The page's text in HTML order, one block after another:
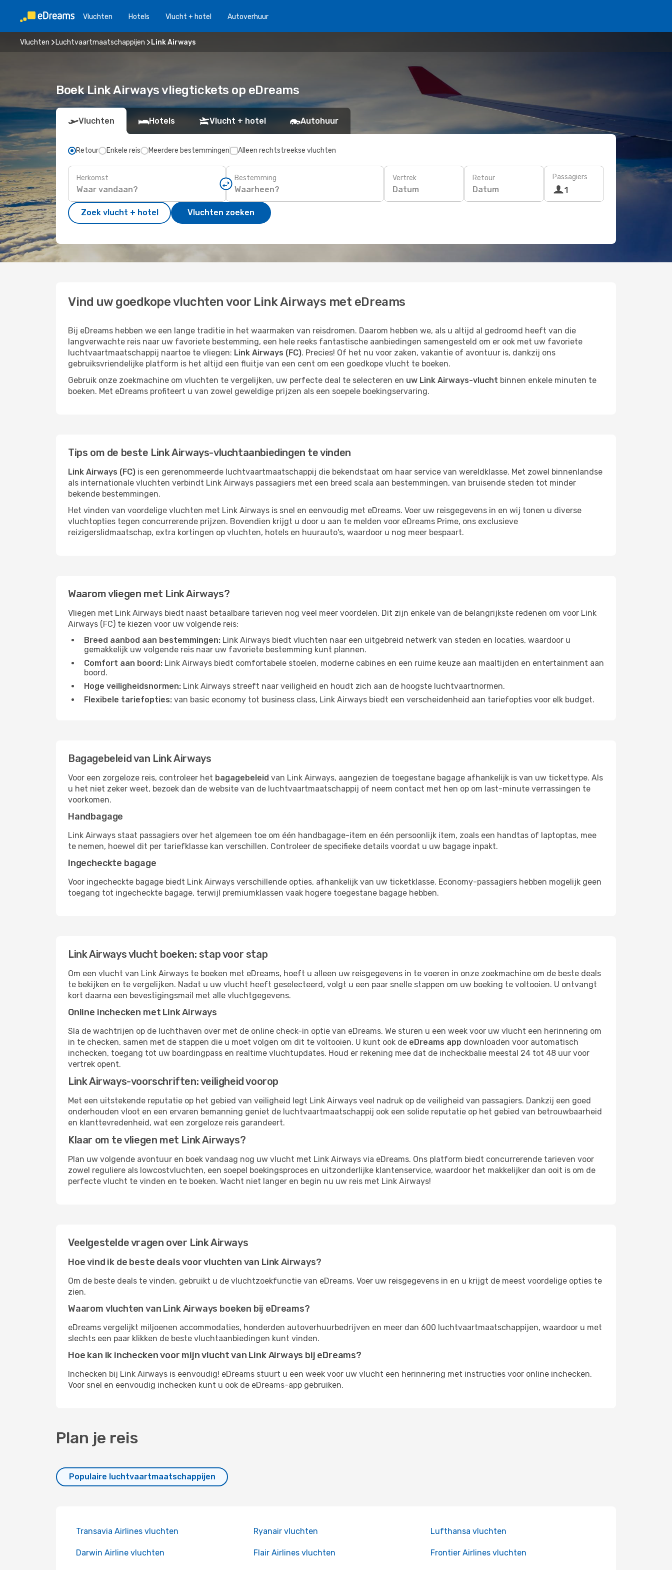
Vluchten Hotels Vlucht + hotel Autoverhuur
Vluchten Luchtvaartmaatschappijen Link Airways
Boek Link Airways vliegtickets op eDreams
Vluchten Hotels Vlucht + hotel Autohuur
Retour Enkele reis Meerdere bestemmingen Alleen rechtstreekse vluchten
Herkomst Bestemming Vertrek
Datum
Retour
Datum
Passagiers
1
Zoek vlucht + hotel Vluchten zoeken
Vind uw goedkope vluchten voor Link Airways met eDreams
Bij eDreams hebben we een lange traditie in het waarmaken van reisdromen. Daarom hebben we, als u altijd al gedroomd heeft van die
langverwachte reis naar uw favoriete bestemming, een hele reeks fantastische aanbiedingen samengesteld om er ook met uw favoriete
luchtvaartmaatschappij naartoe te vliegen: Link Airways (FC). Precies! Of het nu voor zaken, vakantie of avontuur is, dankzij ons
gebruiksvriendelijke platform is het altijd een fluitje van een cent om een goedkope vlucht te boeken.
Gebruik onze zoekmachine om vluchten te vergelijken, uw perfecte deal te selecteren en uw Link Airways-vlucht binnen enkele minuten te
boeken. Met eDreams profiteert u van zowel geweldige prijzen als een soepele boekingservaring.
Tips om de beste Link Airways-vluchtaanbiedingen te vinden
Link Airways (FC) is een gerenommeerde luchtvaartmaatschappij die bekendstaat om haar service van wereldklasse. Met zowel binnenlandse
als internationale vluchten verbindt Link Airways passagiers met een breed scala aan bestemmingen, van bruisende steden tot minder
bekende bestemmingen.
Het vinden van voordelige vluchten met Link Airways is snel en eenvoudig met eDreams. Voer uw reisgegevens in en wij tonen u diverse
vluchtopties tegen concurrerende prijzen. Bovendien krijgt u door u aan te melden voor eDreams Prime, ons exclusieve
reizigerslidmaatschap, extra kortingen op vluchten, hotels en huurauto's, waardoor u nog meer bespaart.
Waarom vliegen met Link Airways?
Vliegen met Link Airways biedt naast betaalbare tarieven nog veel meer voordelen. Dit zijn enkele van de belangrijkste redenen om voor Link
Airways (FC) te kiezen voor uw volgende reis:
Breed aanbod aan bestemmingen: Link Airways biedt vluchten naar een uitgebreid netwerk van steden en locaties, waardoor u
gemakkelijk uw volgende reis naar uw favoriete bestemming kunt plannen.
Comfort aan boord: Link Airways biedt comfortabele stoelen, moderne cabines en een ruime keuze aan maaltijden en entertainment aan
boord.
Hoge veiligheidsnormen: Link Airways streeft naar veiligheid en houdt zich aan de hoogste luchtvaartnormen.
Flexibele tariefopties: van basic economy tot business class, Link Airways biedt een verscheidenheid aan tariefopties voor elk budget.
Bagagebeleid van Link Airways
Voor een zorgeloze reis, controleer het bagagebeleid van Link Airways, aangezien de toegestane bagage afhankelijk is van uw tickettype. Als
u het niet zeker weet, bezoek dan de website van de luchtvaartmaatschappij of neem contact met hen op om last-minute verrassingen te
voorkomen.
Handbagage
Link Airways staat passagiers over het algemeen toe om één handbagage-item en één persoonlijk item, zoals een handtas of laptoptas, mee
te nemen, hoewel dit per tariefklasse kan verschillen. Controleer de specifieke details voordat u uw bagage inpakt.
Ingecheckte bagage
Voor ingecheckte bagage biedt Link Airways verschillende opties, afhankelijk van uw ticketklasse. Economy-passagiers hebben mogelijk geen
toegang tot ingecheckte bagage, terwijl premiumklassen vaak hogere toegestane bagage hebben.
Link Airways vlucht boeken: stap voor stap
Om een ​​vlucht van Link Airways te boeken met eDreams, hoeft u alleen uw reisgegevens in te voeren in onze zoekmachine om de beste deals
te bekijken en te vergelijken. Nadat u uw vlucht heeft geselecteerd, volgt u een paar snelle stappen om uw boeking te voltooien. U ontvangt
kort daarna een bevestigingsmail met alle vluchtgegevens.
Online inchecken met Link Airways
Sla de wachtrijen op de luchthaven over met de online check-in optie van eDreams. We sturen u een week voor uw vlucht een herinnering om
in te checken, samen met de stappen die u moet volgen om dit te voltooien. U kunt ook de eDreams app downloaden voor automatisch
inchecken, toegang tot uw boardingpass en realtime vluchtupdates. Houd er rekening mee dat de incheckbalie meestal 24 tot 48 uur voor
vertrek opent.
Link Airways-voorschriften: veiligheid voorop
Met een uitstekende reputatie op het gebied van veiligheid legt Link Airways veel nadruk op de veiligheid van passagiers. Dankzij een goed
onderhouden vloot en een ervaren bemanning geniet de luchtvaartmaatschappij ook een solide reputatie op het gebied van betrouwbaarheid
en klanttevredenheid, wat een zorgeloze reis garandeert.
Klaar om te vliegen met Link Airways?
Plan uw volgende avontuur en boek vandaag nog uw vlucht met Link Airways via eDreams. Ons platform biedt concurrerende tarieven voor
zowel reguliere als lowcostvluchten, een soepel boekingsproces en uitzonderlijke klantenservice, waardoor het makkelijker dan ooit is om de
perfecte vlucht te vinden en te boeken. Wacht niet langer en begin nu uw reis met Link Airways!
Veelgestelde vragen over Link Airways
Hoe vind ik de beste deals voor vluchten van Link Airways?
Om de beste deals te vinden, gebruikt u de vluchtzoekfunctie van eDreams. Voer uw reisgegevens in en u krijgt de meest voordelige opties te
zien.
Waarom vluchten van Link Airways boeken bij eDreams?
eDreams vergelijkt miljoenen accommodaties, honderden autoverhuurbedrijven en meer dan 600 luchtvaartmaatschappijen, waardoor u met
slechts een paar klikken de beste vluchtaanbiedingen kunt vinden.
Hoe kan ik inchecken voor mijn vlucht van Link Airways bij eDreams?
Inchecken bij Link Airways is eenvoudig! eDreams stuurt u een week voor uw vlucht een herinnering met instructies voor online inchecken.
Voor snel en eenvoudig inchecken kunt u ook de eDreams-app gebruiken.
Plan je reis
Populaire luchtvaartmaatschappijen
Transavia Airlines vluchten Ryanair vluchten Lufthansa vluchten
Darwin Airline vluchten Flair Airlines vluchten Frontier Airlines vluchten